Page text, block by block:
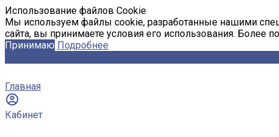
Использование файлов Cookie
Мы используем файлы cookie, разработанные нашими
сайта, вы принимаете условия его использования. Более
Принимаю Подробнее
Главная
Кабинет